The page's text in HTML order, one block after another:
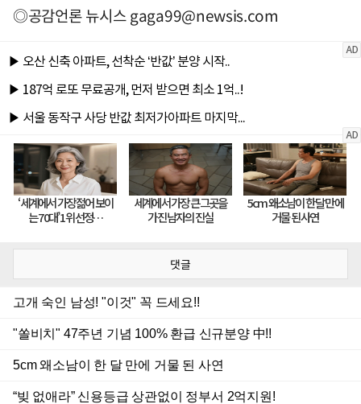
◎공감언론 뉴시스gaga99@newsis.com
댓글